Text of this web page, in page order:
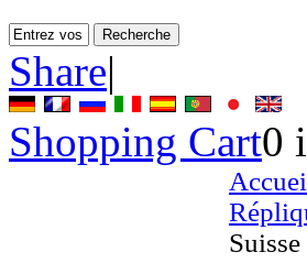
Share|
Shopping Cart0